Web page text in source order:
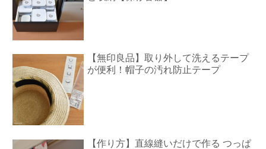
【無印良品】取り外して洗えるテープ
が便利！帽子の汚れ防止テープ
【作り方】直線縫いだけで作る つっぱ